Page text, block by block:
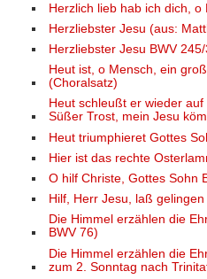
Herzlich lieb hab ich dich, o
Herzliebster Jesu (aus:
Herzliebster Jesu BWV
Heut ist, o Mensch, ein
(Choralsatz)
Heut schleußt er wieder
Süßer Trost, mein Jesu
Heut triumphieret Gottes
Hier ist das rechte
O hilf Christe, Gottes Sohn
Hilf, Herr Jesu, laß
Die Himmel erzählen die
BWV 76)
Die Himmel erzählen die
zum 2. Sonntag nach